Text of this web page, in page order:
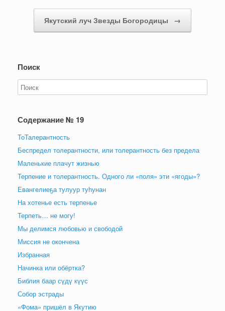
Якутский луч Звезды Богородицы →
Поиск
Содержание № 19
ТоТалерантность
Беспредел толерантности, или толерантность без предела
Маленькие плачут жизнью
Терпение и толерантность. Одного ли «поля» эти «ягоды»?
Евангелиеҕа тулуур туһунан
На хотенье есть терпенье
Терпеть… не могу!
Мы делимся любовью и свободой
Миссия не окончена
Избранная
Начинка или обёртка?
Библия баар сүдү күүс
Собор эстрады
«Фома» пришёл в Якутию